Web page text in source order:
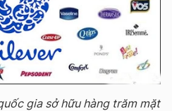
gia sở hữu hàng trăm mặt